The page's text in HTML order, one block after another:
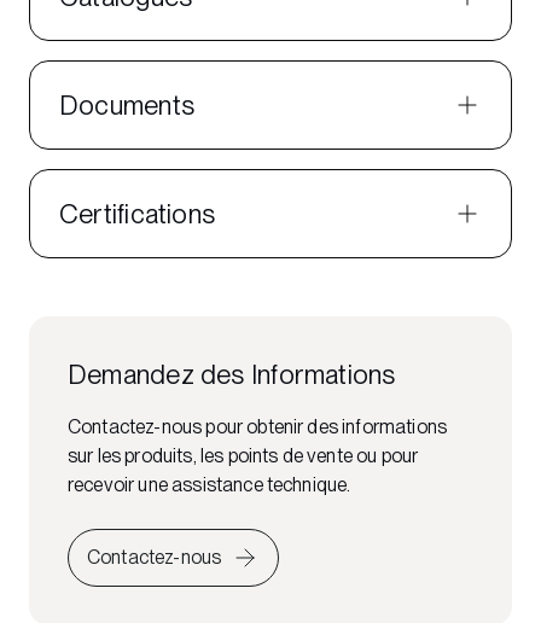
Documents
Certifications
Demandez des Informations
Contactez-nous pour obtenir des informations
sur les produits, les points de vente ou pour
recevoir une assistance technique.
Contactez-nous